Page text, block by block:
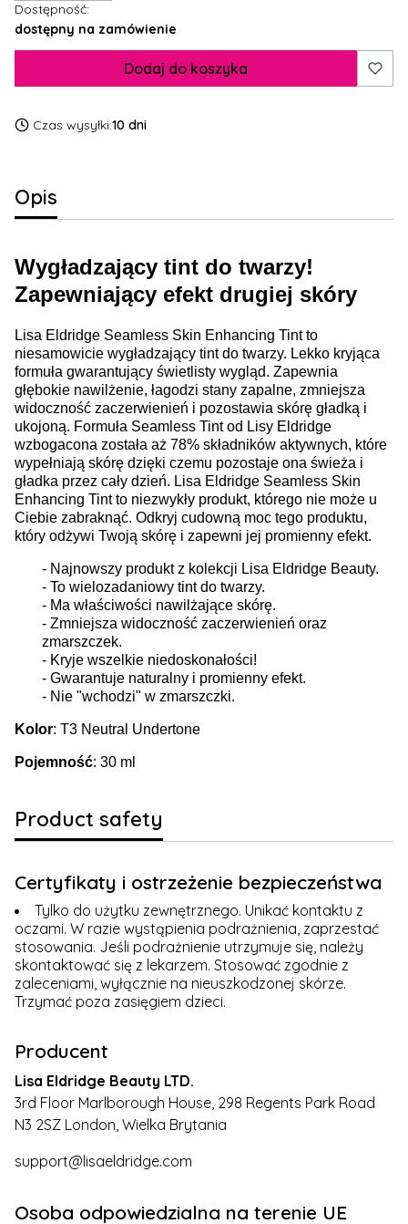
Dostępność:
dostępny na zamówienie
Dodaj do koszyka
Czas wysyłki:10 dni
Opis
Wygładzający tint do twarzy!
Zapewniający efekt drugiej skóry
Lisa Eldridge Seamless Skin Enhancing Tint to
niesamowicie wygładzający tint do twarzy. Lekko kryjąca
formuła gwarantujący świetlisty wygląd. Zapewnia
głębokie nawilżenie, łagodzi stany zapalne, zmniejsza
widoczność zaczerwienień i pozostawia skórę gładką i
ukojoną. Formuła Seamless Tint od Lisy Eldridge
wzbogacona została aż 78% składników aktywnych, które
wypełniają skórę dzięki czemu pozostaje ona świeża i
gładka przez cały dzień. Lisa Eldridge Seamless Skin
Enhancing Tint to niezwykły produkt, którego nie może u
Ciebie zabraknąć. Odkryj cudowną moc tego produktu,
który odżywi Twoją skórę i zapewni jej promienny efekt.
- Najnowszy produkt z kolekcji Lisa Eldridge Beauty.
- To wielozadaniowy tint do twarzy.
- Ma właściwości nawilżające skórę.
- Zmniejsza widoczność zaczerwienień oraz
zmarszczek.
- Kryje wszelkie niedoskonałości!
- Gwarantuje naturalny i promienny efekt.
- Nie "wchodzi" w zmarszczki.
Kolor: T3 Neutral Undertone
Pojemność: 30 ml
Product safety
Certyfikaty i ostrzeżenie bezpieczeństwa
Tylko do użytku zewnętrznego. Unikać kontaktu z
oczami. W razie wystąpienia podrażnienia, zaprzestać
stosowania. Jeśli podrażnienie utrzymuje się, należy
skontaktować się z lekarzem. Stosować zgodnie z
zaleceniami, wyłącznie na nieuszkodzonej skórze.
Trzymać poza zasięgiem dzieci.
Producent
Lisa Eldridge Beauty LTD.
3rd Floor Marlborough House, 298 Regents Park Road
N3 2SZ London, Wielka Brytania
support@lisaeldridge.com
Osoba odpowiedzialna na terenie UE